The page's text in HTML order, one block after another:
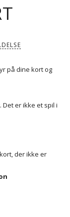
på dine kort og
er ikke et spil i
der ikke er